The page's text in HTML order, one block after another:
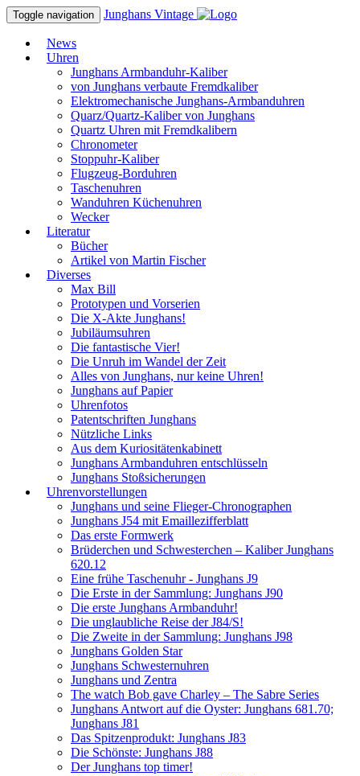
Toggle navigation Junghans Vintage
News
Uhren
Junghans Armbanduhr-Kaliber
von Junghans verbaute Fremdkaliber
Elektromechanische Junghans-Armbanduhren
Quarz/Quartz-Kaliber von Junghans
Quartz Uhren mit Fremdkalibern
Chronometer
Stoppuhr-Kaliber
Flugzeug-Borduhren
Taschenuhren
Wanduhren Küchenuhren
Wecker
Literatur
Bücher
Artikel von Martin Fischer
Diverses
Max Bill
Prototypen und Vorserien
Die X-Akte Junghans!
Jubiläumsuhren
Die fantastische Vier!
Die Unruh im Wandel der Zeit
Alles von Junghans, nur keine Uhren!
Junghans auf Papier
Uhrenfotos
Patentschriften Junghans
Nützliche Links
Aus dem Kuriositätenkabinett
Junghans Armbanduhren entschlüsseln
Junghans Stoßsicherungen
Uhrenvorstellungen
Junghans und seine Flieger-Chronographen
Junghans J54 mit Emaillezifferblatt
Das erste Formwerk
Brüderchen und Schwesterchen – Kaliber Junghans
620.12
Eine frühe Taschenuhr - Junghans J9
Die Erste in der Sammlung: Junghans J90
Die erste Junghans Armbanduhr!
Die unglaubliche Reise der J84/S!
Die Zweite in der Sammlung: Junghans J98
Junghans Golden Star
Junghans Schwesternuhren
Junghans und Zentra
The watch Bob gave Charley – The Sabre Series
Junghans Antwort auf die Oyster: Junghans 681.70;
Junghans J81
Das Spitzenprodukt: Junghans J83
Die Schönste: Junghans J88
Der Junghans top timer!